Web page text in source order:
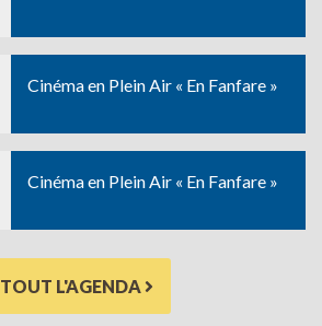
Cinéma en Plein Air « En Fanfare »
Cinéma en Plein Air « En Fanfare »
TOUT L'AGENDA